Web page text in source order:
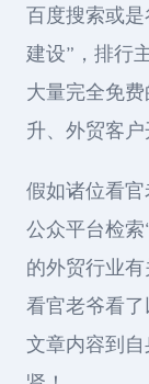
百度搜索或
建设”，排行
大量完全免
升、外贸客
假如诸位看
公众平台检索
的外贸行业
看官老爷看
文章内容到